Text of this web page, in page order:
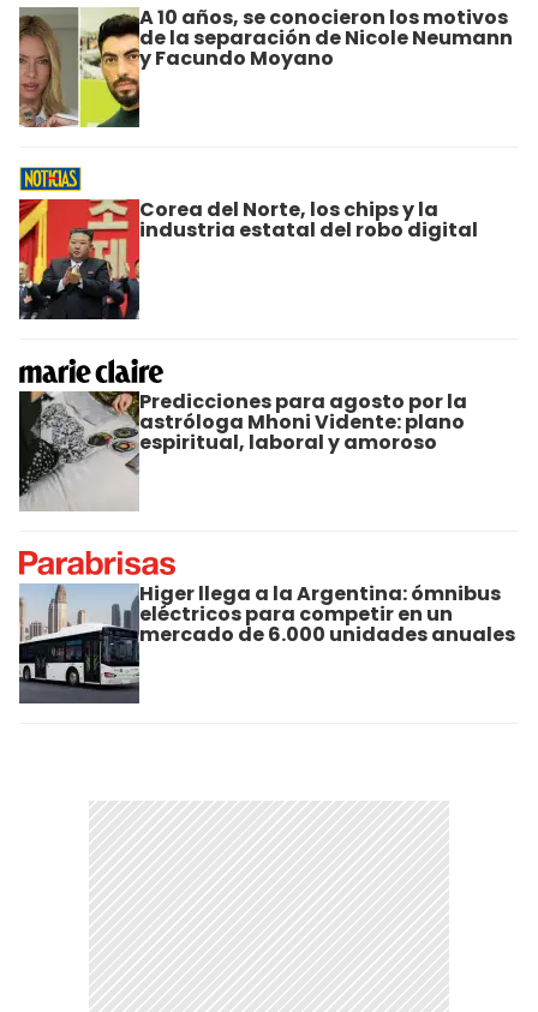
A 10 años, se conocieron los motivos
de la separación de Nicole Neumann
y Facundo Moyano
Corea del Norte, los chips y la
industria estatal del robo digital
Predicciones para agosto por la
astróloga Mhoni Vidente: plano
espiritual, laboral y amoroso
Higer llega a la Argentina: ómnibus
eléctricos para competir en un
mercado de 6.000 unidades anuales